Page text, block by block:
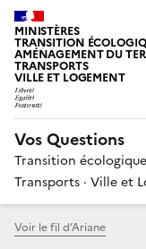
MINISTÈRES
TRANSITION
AMÉNAGEMENT DU
TRANSPORTS
VILLE ET LOGEMENT
Vos Questions
Transition
Transports · Ville et
Voir le fil d’Ariane